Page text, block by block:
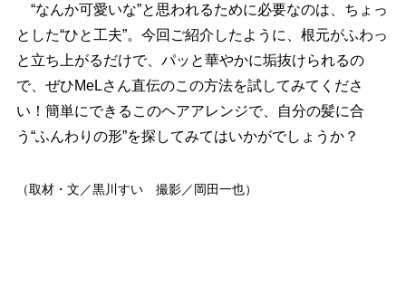
“なんか可愛いな”と思われるために必要なのは、ちょっ
とした“ひと工夫”。今回ご紹介したように、根元がふわっ
と立ち上がるだけで、パッと華やかに垢抜けられるの
で、ぜひMeLさん直伝のこの方法を試してみてくださ
い！簡単にできるこのヘアアレンジで、自分の髪に合
う“ふんわりの形”を探してみてはいかがでしょうか？
（取材・文／黒川すい 撮影／岡田一也）